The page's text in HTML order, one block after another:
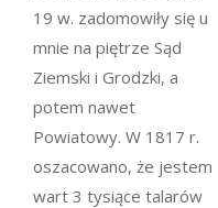
19 w. zadomowiły się u
mnie na piętrze Sąd
Ziemski i Grodzki, a
potem nawet
Powiatowy. W 1817 r.
oszacowano, że jestem
wart 3 tysiące talarów